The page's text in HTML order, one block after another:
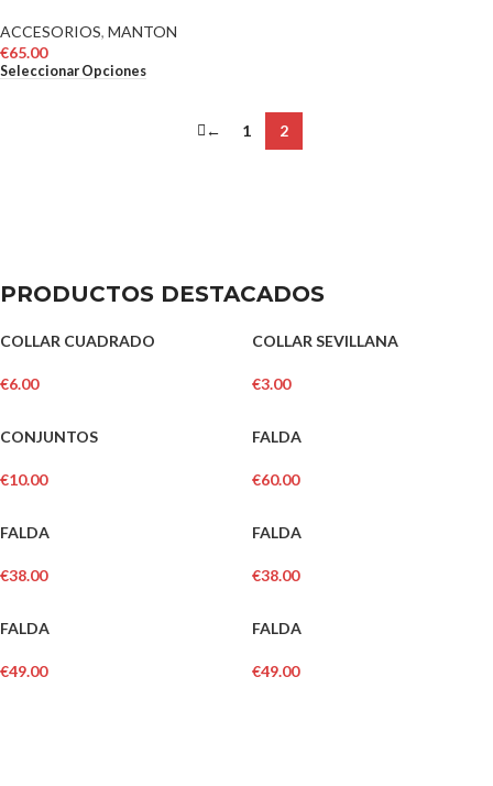
ACCESORIOS, MANTON
€65.00
Seleccionar Opciones
← 1 2
PRODUCTOS DESTACADOS
COLLAR CUADRADO
€6.00
COLLAR SEVILLANA
€3.00
CONJUNTOS
€10.00
FALDA
€60.00
FALDA
€38.00
FALDA
€38.00
FALDA
€49.00
FALDA
€49.00